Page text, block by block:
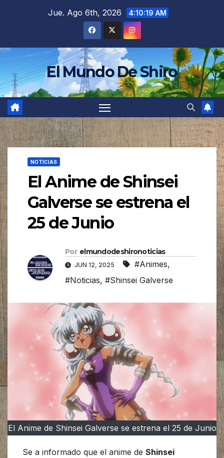
Jue. Ago 6th, 2026 4:10:21 AM
El Mundo De Shiro
NOTICIAS
El Anime de Shinsei
Galverse se estrena el
25 de Junio
Por elmundodeshironoticias
JUN 12, 2025 #Animes,
#Noticias, #Shinsei Galverse
El Anime de Shinsei Galverse se estrena el 25 de Junio
Se a informado que el anime de Shinsei